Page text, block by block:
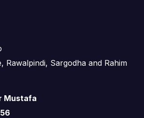
Rawalpindi, Sargodha and Rahim
Mustafa